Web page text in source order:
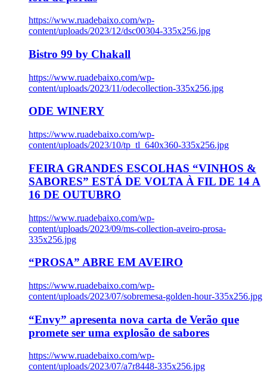
https://www.ruadebaixo.com/wp-
content/uploads/2023/12/dsc00304-335x256.jpg
Bistro 99 by Chakall
https://www.ruadebaixo.com/wp-
content/uploads/2023/11/odecollection-335x256.jpg
ODE WINERY
https://www.ruadebaixo.com/wp-
content/uploads/2023/10/tp_tl_640x360-335x256.jpg
FEIRA GRANDES ESCOLHAS “VINHOS &
SABORES” ESTÁ DE VOLTA À FIL DE 14 A
16 DE OUTUBRO
https://www.ruadebaixo.com/wp-
content/uploads/2023/09/ms-collection-aveiro-prosa-
335x256.jpg
“PROSA” ABRE EM AVEIRO
https://www.ruadebaixo.com/wp-
content/uploads/2023/07/sobremesa-golden-hour-335x256.jpg
“Envy” apresenta nova carta de Verão que
promete ser uma explosão de sabores
https://www.ruadebaixo.com/wp-
content/uploads/2023/07/a7r8448-335x256.jpg